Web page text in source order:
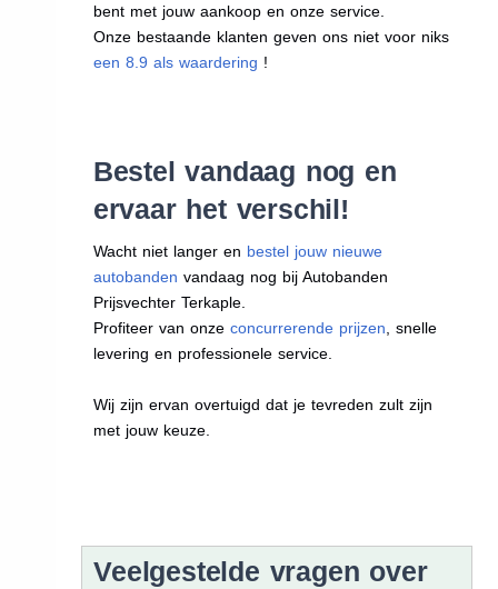
bent met jouw aankoop en onze service.
Onze bestaande klanten geven ons niet voor niks
een 8.9 als waardering !
Bestel vandaag nog en
ervaar het verschil!
Wacht niet langer en bestel jouw nieuwe
autobanden vandaag nog bij Autobanden
Prijsvechter Terkaple.
Profiteer van onze concurrerende prijzen , snelle
levering en professionele service.
Wij zijn ervan overtuigd dat je tevreden zult zijn
met jouw keuze.
Veelgestelde vragen over